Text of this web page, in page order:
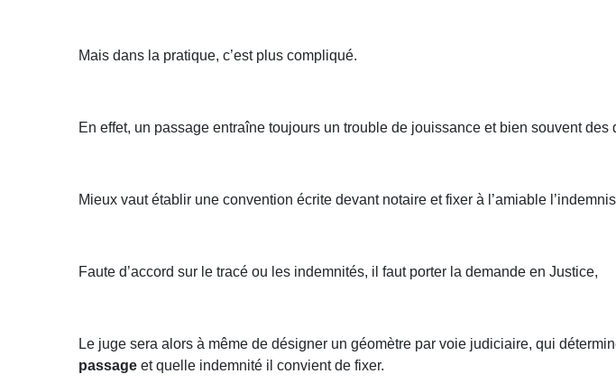
Mais dans la pratique, c’est plus compliqué.
En effet, un passage entraîne toujours un trouble de jouissance et bien souvent des
Mieux vaut établir une convention écrite devant notaire et fixer à l’amiable
Faute d’accord sur le tracé ou les indemnités, il faut porter la demande en Justice,
Le juge sera alors à même de désigner un géomètre par voie judiciaire, qui
passage et quelle indemnité il convient de fixer.